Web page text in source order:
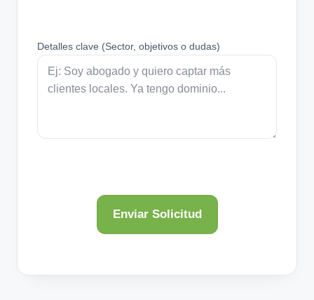
Detalles clave (Sector, objetivos o dudas)